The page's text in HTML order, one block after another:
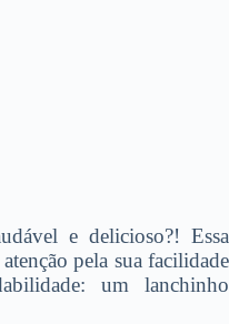
e delicioso?! Essa
pela sua facilidade
um lanchinho